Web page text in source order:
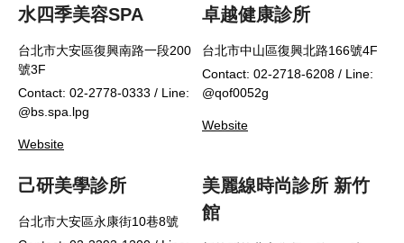
水四季美容SPA
台北市大安區復興南路一段200
號3F
Contact: 02-2778-0333 / Line:
@bs.spa.lpg
Website
卓越健康診所
台北市中山區復興北路166號4F
Contact: 02-2718-6208 / Line:
@qof0052g
Website
己研美學診所
台北市大安區永康街10巷8號
美麗線時尚診所 新竹
館